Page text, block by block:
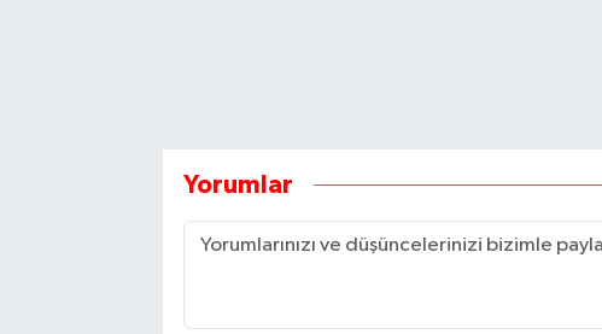
Yorumlar